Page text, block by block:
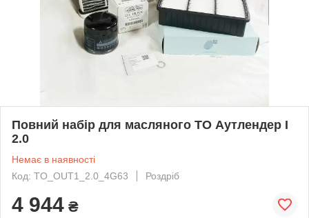
Повний набір для масляного ТО Аутлендер І
2.0
Немає в наявності
Код: TO_OUT1_2.0_4G63
Роздріб
4 944 ₴